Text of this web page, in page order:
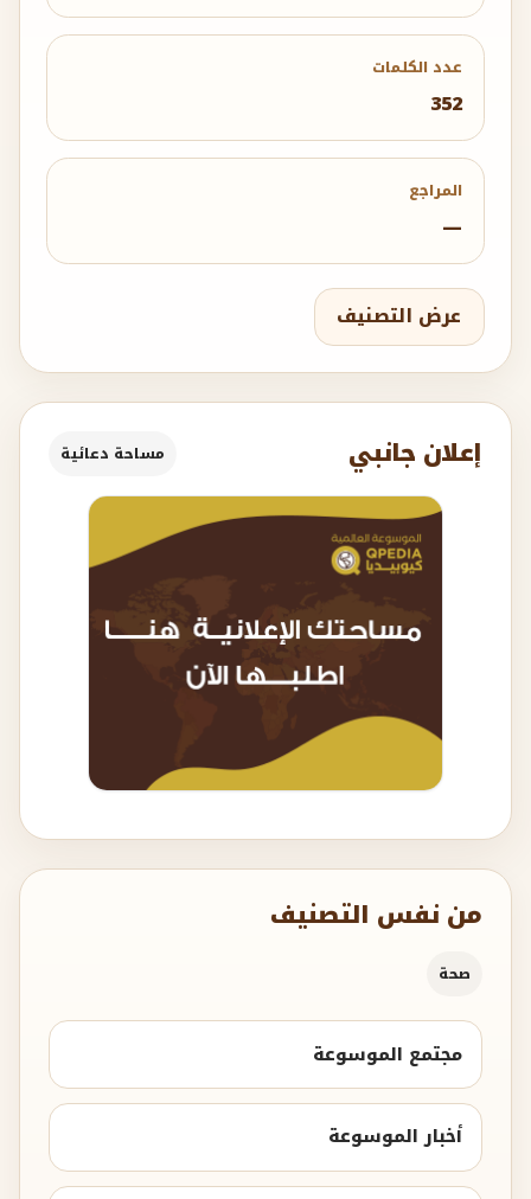
عدد الكلمات
352
المراجع
—
عرض التصنيف
إعلان جانبي مساحة دعائية
من نفس التصنيف
صحة
مجتمع الموسوعة
أخبار الموسوعة